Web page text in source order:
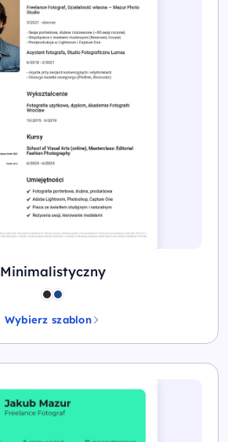
Minimalistyczny
Wybierz szablon